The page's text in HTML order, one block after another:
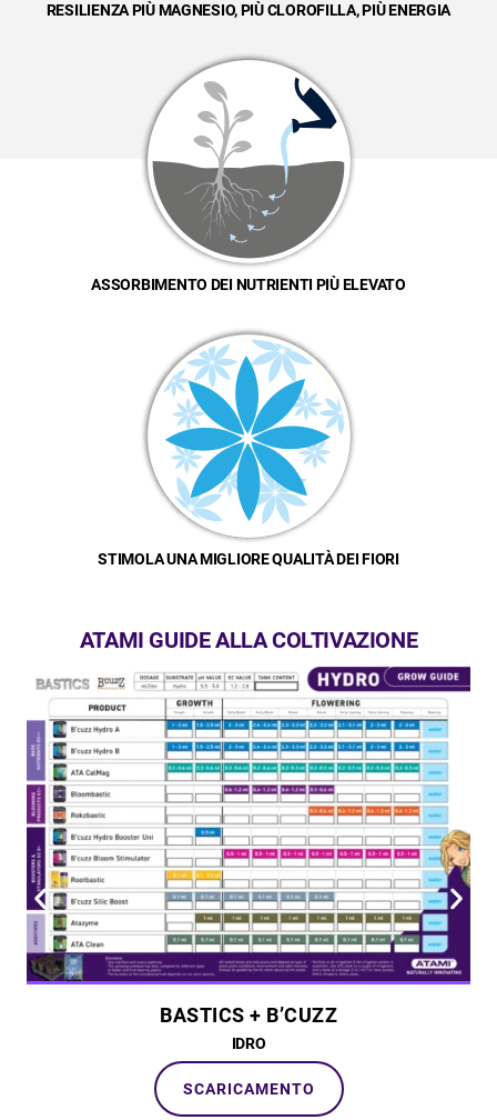
RESILIENZA PIÙ MAGNESIO, PIÙ CLOROFILLA, PIÙ ENERGIA
ASSORBIMENTO DEI NUTRIENTI PIÙ ELEVATO
STIMOLA UNA MIGLIORE QUALITÀ DEI FIORI
ATAMI GUIDE ALLA COLTIVAZIONE
BASTICS + B’CUZZ
IDRO
SCARICAMENTO